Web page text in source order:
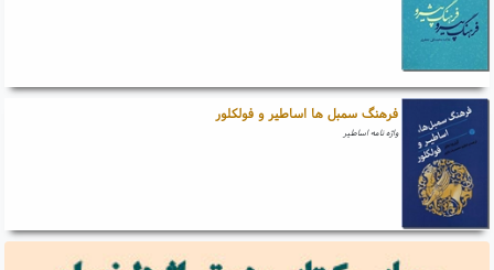
فرهنگ سمبل ها اساطیر و فولکلور
واژه نامه اساطیر